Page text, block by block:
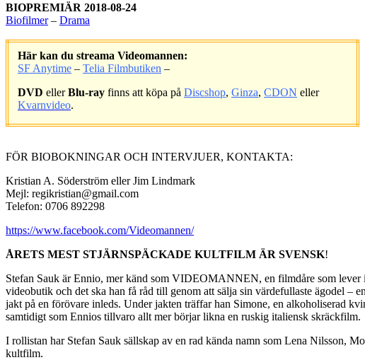
BIOPREMIÄR 2018-08-24
Biofilmer– Drama
Här kan du streama Videomannen:
SF Anytime – Telia Filmbutiken –
DVD ellerBlu-ray finns att köpa på Discshop, Ginza, CDON eller
Kvarnvideo.
FÖR BIOBOKNINGAR OCH INTERVJUER, KONTAKTA:
Kristian A. Söderström eller Jim Lindmark
Mejl: regikristian@gmail.com
Telefon: 0706 892298
https://www.facebook.com/Videomannen/
ÅRETS MEST STJÄRNSPÄCKADE KULTFILM ÄR SVENSK!
Stefan Sauk är Ennio, mer känd som VIDEOMANNEN, en filmdåre som lever
videobutik och det ska han få råd till genom att sälja sin värdefullaste ägodel –
jakt på en förövare inleds. Under jakten träffar han Simone, en alkoholiserad
samtidigt som Ennios tillvaro allt mer börjar likna en ruskig italiensk skräckfilm.
I rollistan har Stefan Sauk sällskap av en rad kända namn som Lena Nilsson,
kultfilm.